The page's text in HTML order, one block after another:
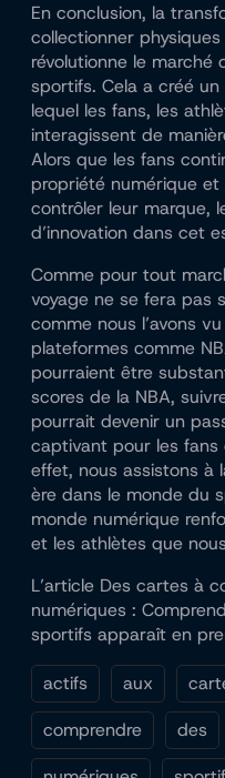
En conclusion, la
collectionner
révolutionne le
sportifs. Cela a créé
lequel les fans, les
interagissent de
Alors que les fans
propriété numérique
contrôler leur marque,
d’innovation dans cet
Comme pour tout
voyage ne se fera pas
comme nous l’avons
plateformes comme
pourraient être
scores de la NBA,
pourrait devenir un
captivant pour les
effet, nous assistons à
ère dans le monde du
monde numérique
et les athlètes que
L’article Des cartes à
numériques :
sportifs apparaît en
actifs aux
comprendre
des